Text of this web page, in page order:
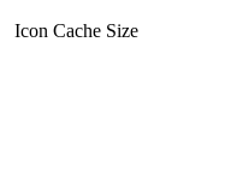
Icon Cache Size